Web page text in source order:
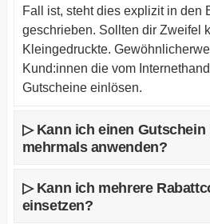
Fall ist, steht dies explizit in den
geschrieben. Sollten dir Zweifel
Kleingedruckte.
Kund:innen die vom
Gutscheine einlösen.
▷ Kann ich einen Gutschein
mehrmals anwenden?
Ja, du kannst einen
Aktionszeitraumes auf mehrere
▷ Kann ich mehrere
einsetzen?